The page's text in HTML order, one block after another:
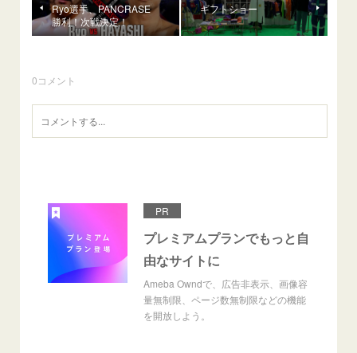
Ryo選手、PANCRASE
勝利！次戦決定！
ギフトショー
0コメント
PR
プレミアムプランでもっと自
由なサイトに
Ameba Owndで、広告非表示、画像容
量無制限、ページ数無制限などの機能
を開放しよう。